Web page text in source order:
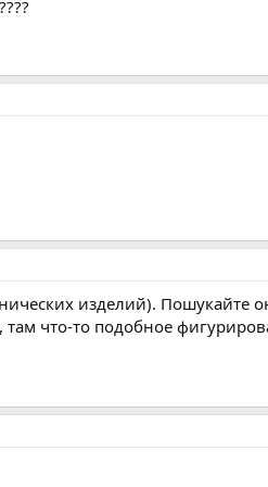
изделий). Пошукайте
что-то подобное